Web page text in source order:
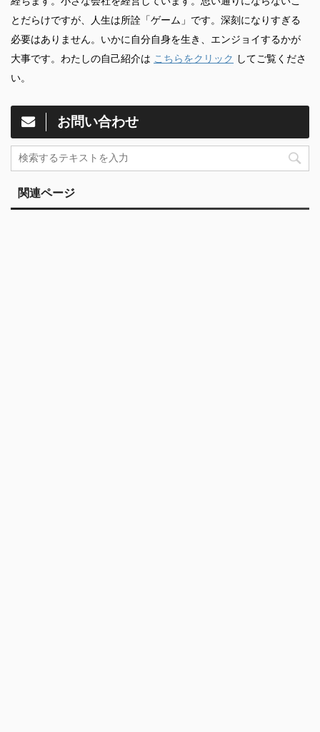
とだらけですが、人生は所詮「ゲーム」です。深刻になりすぎる
必要はありません。いかに自分自身を生き、エンジョイするかが
大事です。わたしの自己紹介は こちらをクリック してご覧くださ
い。
お問い合わせ
関連ページ